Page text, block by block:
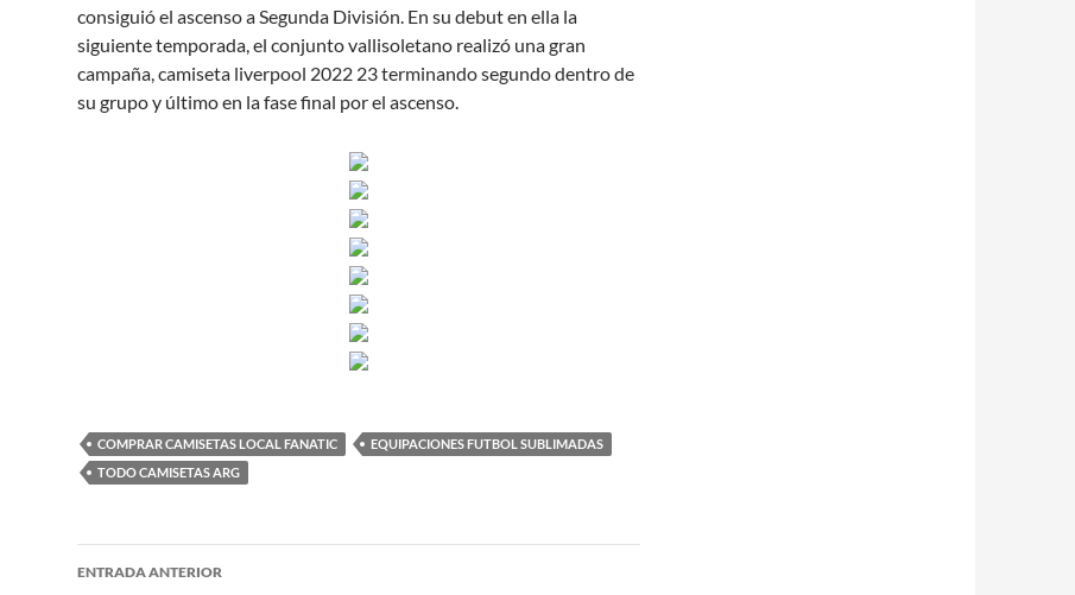
consiguió el ascenso a Segunda División. En su debut en ella la
siguiente temporada, el conjunto vallisoletano realizó una gran
campaña, camiseta liverpool 2022 23 terminando segundo dentro de
su grupo y último en la fase final por el ascenso.
COMPRAR CAMISETAS LOCAL FANATIC
EQUIPACIONES FUTBOL SUBLIMADAS
TODO CAMISETAS ARG
Navegación
ENTRADA ANTERIOR